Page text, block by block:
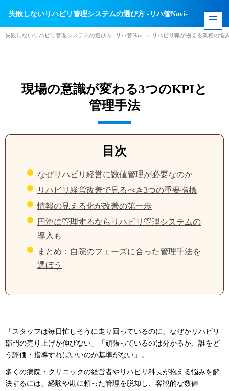
失敗しないリハビリ管理システムの選び方 -リハ管Navi-
失敗しないリハビリ管理システムの選び方 -リハ管Navi- » リハビリ職が抱える業務の悩
現場の意識が変わる3つのKPIと
管理手法
目次
なぜリハビリ経営に数値管理が必要なのか
リハビリ経営改善で見るべき3つの重要指標
情報の見える化が改善の第一歩
円滑に管理するならリハビリ管理システムの
導入も
まとめ：自院のフェーズに合った管理手法を
選ぼう
「スタッフは毎日忙しそうに走り回っているのに、なぜかリハビリ
部門の売り上げが伸びない」「頑張っているのは分かるが、誰をど
う評価・指導すればいいのか基準がない」。
多くの病院・クリニックの経営者やリハビリ科長が抱える悩みを解
決するには、経験や勘に頼った管理を脱却し、客観的な数値